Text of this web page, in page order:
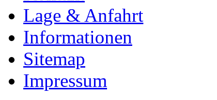
Lage & Anfahrt
Informationen
Sitemap
Impressum